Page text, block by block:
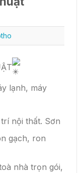
lạnh, máy
nội thất. Sơn
gạch, ron
nhà trọn gói,